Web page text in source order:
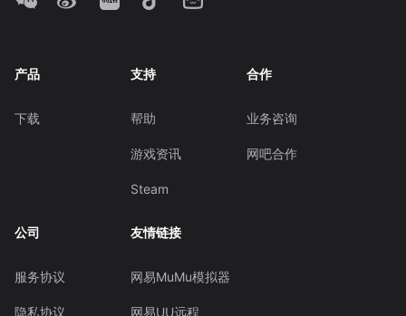
产品
下载
支持
帮助
游戏资讯
Steam
合作
业务咨询
网吧合作
公司
服务协议
隐私协议
友情链接
网易MuMu模拟器
网易UU远程